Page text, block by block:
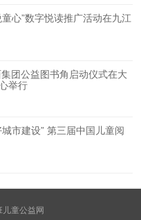
心”数字悦读推广活动在九江
团公益图书角启动仪式在大
举行
市建设” 第三届中国儿童阅
儿童公益网